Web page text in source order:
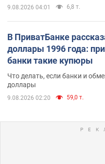
9.08.2026 04:01 6,8 т.
В ПриватБанке
доллары 1996 года:
банки такие купюры
Что делать, если банки и
доллары
9.08.2026 02:20 59,0 т.